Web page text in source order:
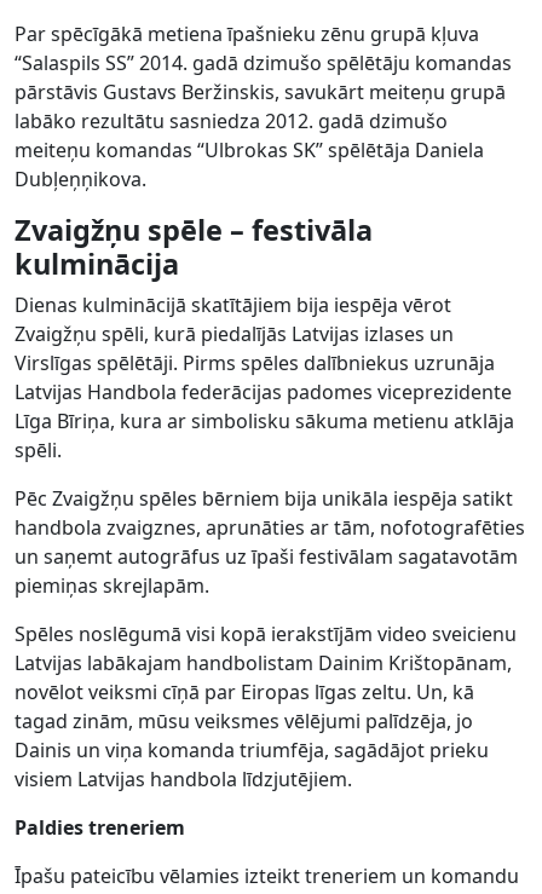
Par spēcīgākā metiena īpašnieku zēnu grupā kļuva
“Salaspils SS” 2014. gadā dzimušo spēlētāju komandas
pārstāvis Gustavs Beržinskis, savukārt meiteņu grupā
labāko rezultātu sasniedza 2012. gadā dzimušo
meiteņu komandas “Ulbrokas SK” spēlētāja Daniela
Dubļeņņikova.
Zvaigžņu spēle – festivāla
kulminācija
Dienas kulminācijā skatītājiem bija iespēja vērot
Zvaigžņu spēli, kurā piedalījās Latvijas izlases un
Virslīgas spēlētāji. Pirms spēles dalībniekus uzrunāja
Latvijas Handbola federācijas padomes viceprezidente
Līga Bīriņa, kura ar simbolisku sākuma metienu atklāja
spēli.
Pēc Zvaigžņu spēles bērniem bija unikāla iespēja satikt
handbola zvaigznes, aprunāties ar tām, nofotografēties
un saņemt autogrāfus uz īpaši festivālam sagatavotām
piemiņas skrejlapām.
Spēles noslēgumā visi kopā ierakstījām video sveicienu
Latvijas labākajam handbolistam Dainim Krištopānam,
novēlot veiksmi cīņā par Eiropas līgas zeltu. Un, kā
tagad zinām, mūsu veiksmes vēlējumi palīdzēja, jo
Dainis un viņa komanda triumfēja, sagādājot prieku
visiem Latvijas handbola līdzjutējiem.
Paldies treneriem
Īpašu pateicību vēlamies izteikt treneriem un komandu